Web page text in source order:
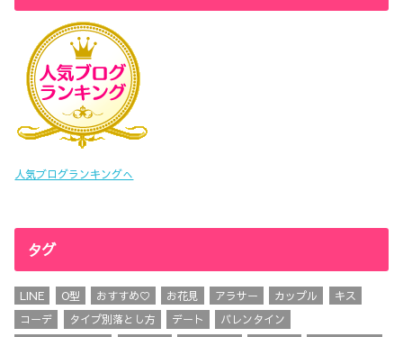
人気ブログランキングへ
タグ
LINE O型 おすすめ♡ お花見 アラサー カップル
キス
コーデ
タイプ別落とし方 デート
バレンタイン